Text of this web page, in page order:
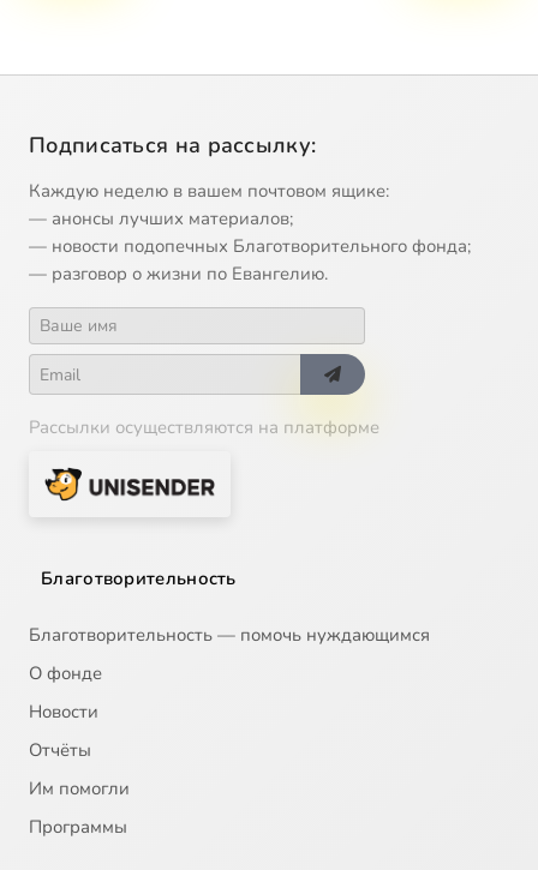
Подписаться на рассылку:
Каждую неделю в вашем почтовом ящике:
— анонсы лучших материалов;
— новости подопечных Благотворительного фонда;
— разговор о жизни по Евангелию.
Рассылки осуществляются на платформе
Благотворительность
Благотворительность — помочь нуждающимся
О фонде
Новости
Отчёты
Им помогли
Программы